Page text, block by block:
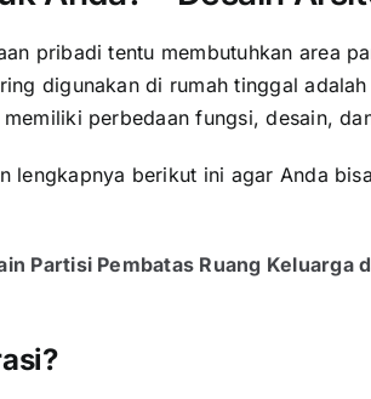
pribadi tentu membutuhkan area
digunakan di rumah tinggal adalah
perbedaan fungsi, desain,
lengkapnya berikut ini agar Anda
Partisi Pembatas Ruang Keluarga